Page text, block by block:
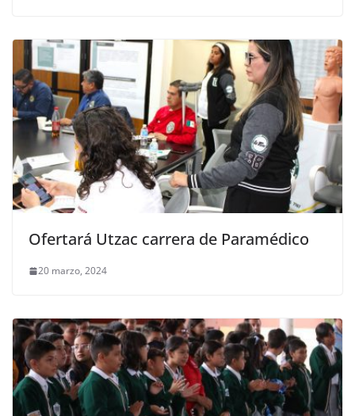
Ofertará Utzac carrera de Paramédico
20 marzo, 2024